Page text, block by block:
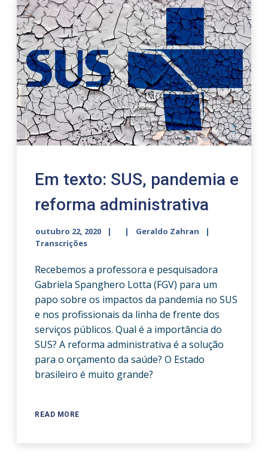
Em texto: SUS, pandemia e
reforma administrativa
outubro 22, 2020
Geraldo Zahran
Transcrições
Recebemos a professora e pesquisadora
Gabriela Spanghero Lotta (FGV) para um
papo sobre os impactos da pandemia no SUS
e nos profissionais da linha de frente dos
serviços públicos. Qual é a importância do
SUS? A reforma administrativa é a solução
para o orçamento da saúde? O Estado
brasileiro é muito grande?
READ MORE